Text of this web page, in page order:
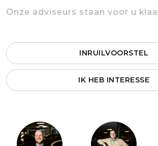
Onze adviseurs staan voor u
INRUILVOORSTEL
IK HEB INTERESSE